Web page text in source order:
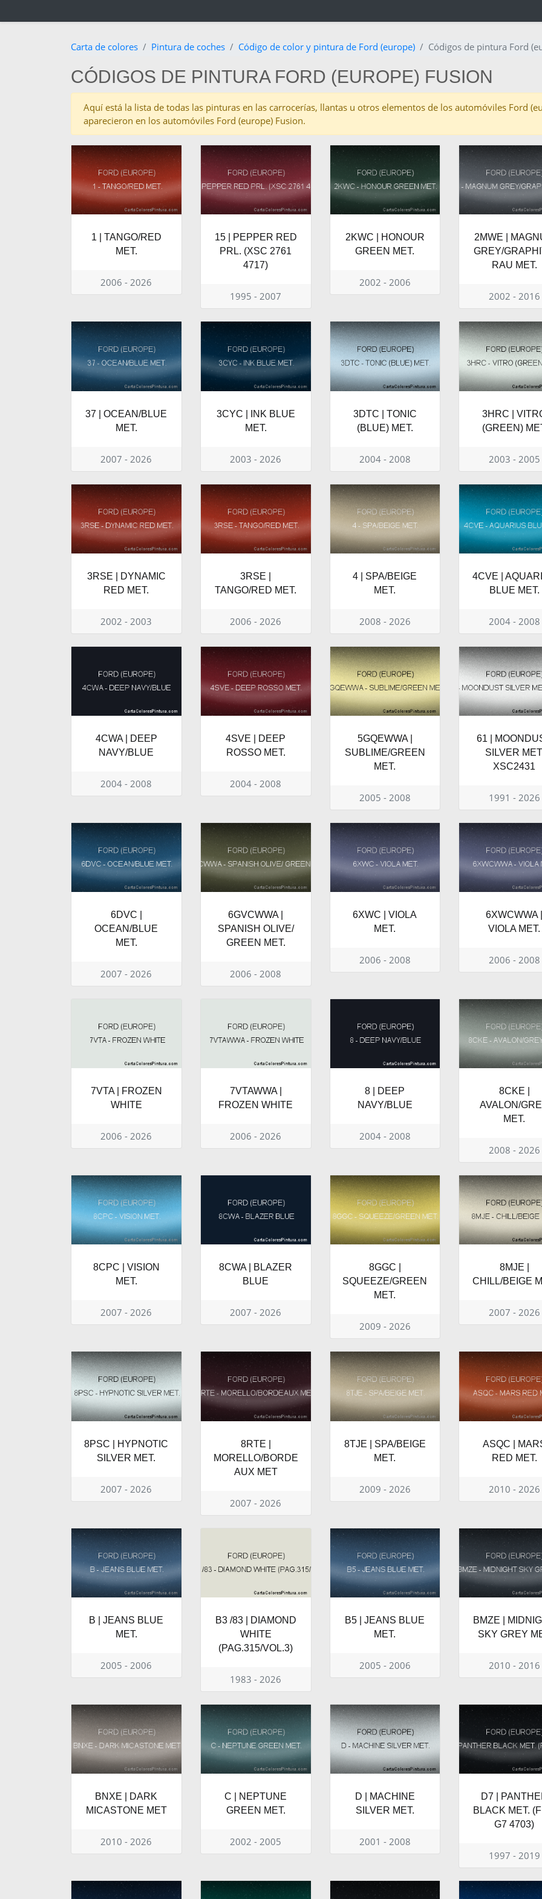
Carta de colores Pintura de coches Código de color y pintura de Ford (europe) Códigos de pintura Ford
CÓDIGOS DE PINTURA FORD (EUROPE) FUSION
Aquí está la lista de todas las pinturas en las carrocerías, llantas u otros elementos de los automóviles Ford
aparecieron en los automóviles Ford (europe) Fusion.
1 | TANGO/RED
MET.
2006 - 2026
15 | PEPPER RED
PRL. (XSC 2761
4717)
1995 - 2007
2KWC | HONOUR
GREEN MET.
2002 - 2006
2MWE |
GREY/
RAU MET.
2002 - 2016
37 | OCEAN/BLUE
MET.
2007 - 2026
3CYC | INK BLUE
MET.
2003 - 2026
3DTC | TONIC
(BLUE) MET.
2004 - 2008
3HRC |
(GREEN)
2003 - 2005
3RSE | DYNAMIC
RED MET.
2002 - 2003
3RSE |
TANGO/RED MET.
2006 - 2026
4 | SPA/BEIGE
MET.
2008 - 2026
4CVE |
BLUE MET.
2004 - 2008
4CWA | DEEP
NAVY/BLUE
2004 - 2008
4SVE | DEEP
ROSSO MET.
2004 - 2008
5GQEWWA |
SUBLIME/GREEN
MET.
2005 - 2008
61 |
SILVER
XSC2431
1991 - 2026
6DVC |
OCEAN/BLUE
MET.
2007 - 2026
6GVCWWA |
SPANISH OLIVE/
GREEN MET.
2006 - 2008
6XWC | VIOLA
MET.
2006 - 2008
6XWCWWA
VIOLA MET.
2006 - 2008
7VTA | FROZEN
WHITE
2006 - 2026
7VTAWWA |
FROZEN WHITE
2006 - 2026
8 | DEEP
NAVY/BLUE
2004 - 2008
8CKE |
AVALON/
MET.
2008 - 2026
8CPC | VISION
MET.
2007 - 2026
8CWA | BLAZER
BLUE
2007 - 2026
8GGC |
SQUEEZE/GREEN
MET.
2009 - 2026
8MJE |
CHILL/BEIGE
2007 - 2026
8PSC | HYPNOTIC
SILVER MET.
2007 - 2026
8RTE |
MORELLO/BORDE
AUX MET
2007 - 2026
8TJE | SPA/BEIGE
MET.
2009 - 2026
ASQC |
RED MET.
2010 - 2026
B | JEANS BLUE
MET.
2005 - 2006
B3 /83 | DIAMOND
WHITE
(PAG.315/VOL.3)
1983 - 2026
B5 | JEANS BLUE
MET.
2005 - 2006
BMZE |
SKY GREY
2010 - 2016
BNXE | DARK
MICASTONE MET
2010 - 2026
C | NEPTUNE
GREEN MET.
2002 - 2005
D | MACHINE
SILVER MET.
2001 - 2008
D7 |
BLACK MET.
G7 4703)
1997 - 2019